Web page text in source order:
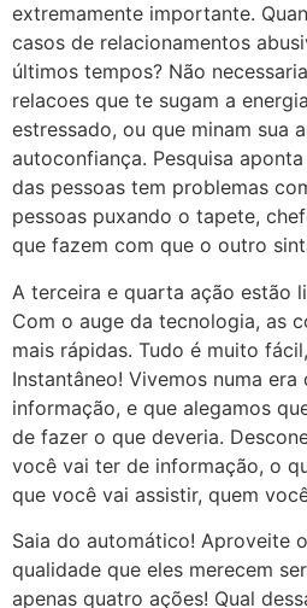
extremamente importante.
casos de relacionamentos
últimos tempos? Não
relacoes que te sugam a
estressado, ou que minam sua
autoconfiança. Pesquisa
das pessoas tem problemas
pessoas puxando o tapete,
que fazem com que o outro
A terceira e quarta ação estão
Com o auge da tecnologia, as
mais rápidas. Tudo é muito
Instantâneo! Vivemos numa era
informação, e que alegamos
de fazer o que deveria.
você vai ter de informação, o
que você vai assistir, quem
Saia do automático! Aproveite
qualidade que eles merecem
apenas quatro ações! Qual